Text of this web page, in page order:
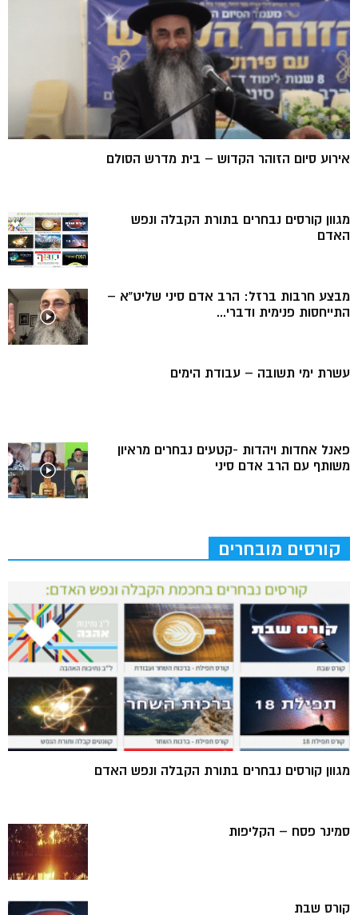
אירוע סיום הזוהר הקדוש – בית מדרש הסולם
מגוון קורסים נבחרים בתורת הקבלה ונפש
האדם
מבצע חרבות ברזל: הרב אדם סיני שליט”א –
התייחסות פנימית ודברי...
עשרת ימי תשובה – עבודת הימים
פאנל אחדות ויהדות -קטעים נבחרים מראיון
משותף עם הרב אדם סיני
קורסים מובחרים
מגוון קורסים נבחרים בתורת הקבלה ונפש האדם
סמינר פסח – הקליפות
קורס שבת